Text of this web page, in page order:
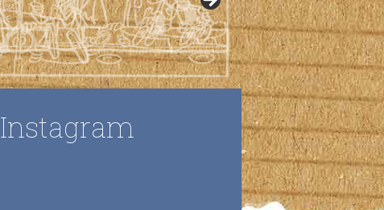
Instagram